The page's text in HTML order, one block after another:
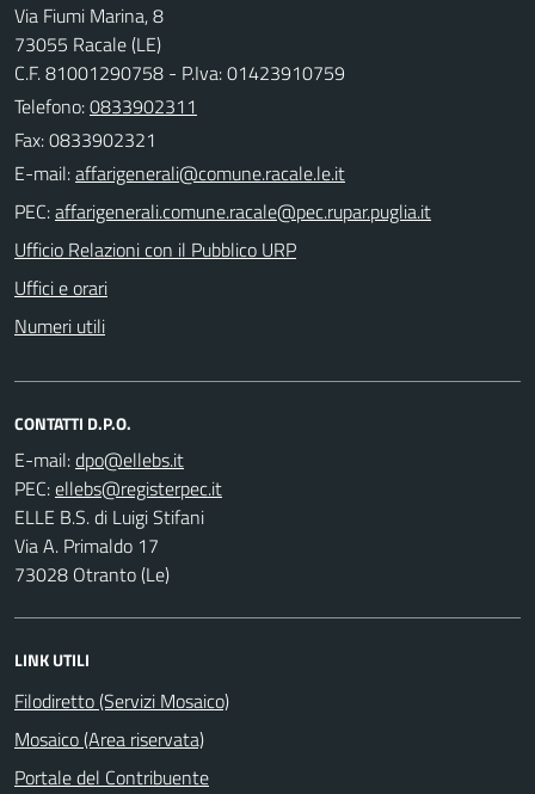
Via Fiumi Marina, 8
73055 Racale (LE)
C.F. 81001290758 - P.Iva: 01423910759
Telefono:0833902311
Fax: 0833902321
E-mail:
PEC:
Ufficio Relazioni con il Pubblico URP
Uffici e orari
Numeri utili
CONTATTI D.P.O.
E-mail:
PEC:
ELLE B.S. di Luigi Stifani
Via A. Primaldo 17
73028 Otranto (Le)
LINK UTILI
Filodiretto (Servizi Mosaico)
Mosaico (Area riservata)
Portale del Contribuente